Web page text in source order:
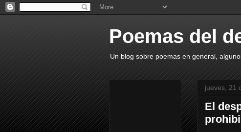
Poemas del
Un blog sobre poemas en general,
jueves, 21
El